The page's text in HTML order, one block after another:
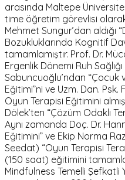
arasında Maltepe
time öğretim görevlisi
Mehmet Sungur’dan aldığı
Bozukluklarında Kognitif
tamamlamıştır. Prof. Dr.
Ergenlik Dönemi Ruh
Sabuncuoğlu’ndan “Çocuk
Eğitimi”ni ve Uzm. Dan. Psk.
Oyun Terapisi Eğitimini
Dölek’ten “Çözüm Odaklı
Aynı zamanda Doç. Dr.
Eğitimini” ve Ekip Norma
Seedat) “Oyun Terapisi
(150 saat) eğitimini
Mindfulness Temelli Şefkatli